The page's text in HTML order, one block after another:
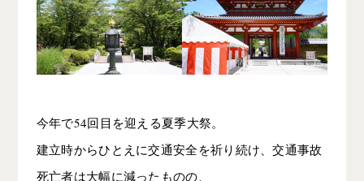
今年で54回目を迎える夏季大祭。
建立時からひとえに交通安全を祈り続け、交通事故
死亡者は大幅に減ったものの、